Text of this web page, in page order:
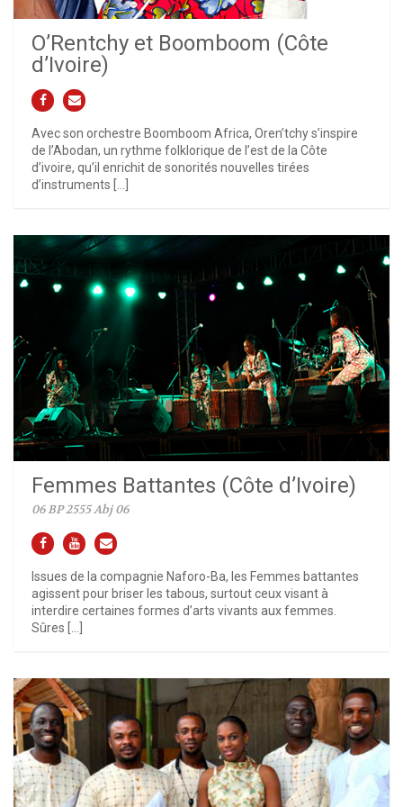
O’Rentchy et Boomboom (Côte
d’Ivoire)
Avec son orchestre Boomboom Africa, Oren’tchy s’inspire
de l’Abodan, un rythme folklorique de l’est de la Côte
d’ivoire, qu’il enrichit de sonorités nouvelles tirées
d’instruments […]
Femmes Battantes (Côte d’Ivoire)
06 BP 2555 Abj 06
Issues de la compagnie Naforo-Ba, les Femmes battantes
agissent pour briser les tabous, surtout ceux visant à
interdire certaines formes d’arts vivants aux femmes.
Sûres […]